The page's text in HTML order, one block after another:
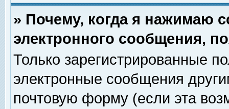
» Почему, когда я нажимаю
электронного сообщения,
Только зарегистрированные
электронные сообщения
почтовую форму (если эта